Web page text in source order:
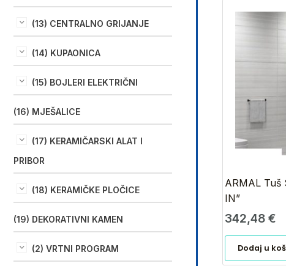
(13) CENTRALNO GRIJANJE
(14) KUPAONICA
(15) BOJLERI ELEKTRIČNI
(16) MJEŠALICE
(17) KERAMIČARSKI ALAT I
PRIBOR
(18) KERAMIČKE PLOČICE
(19) DEKORATIVNI KAMEN
(2) VRTNI PROGRAM
ARMAL Tuš
IN”
342,48€
Dodaj u